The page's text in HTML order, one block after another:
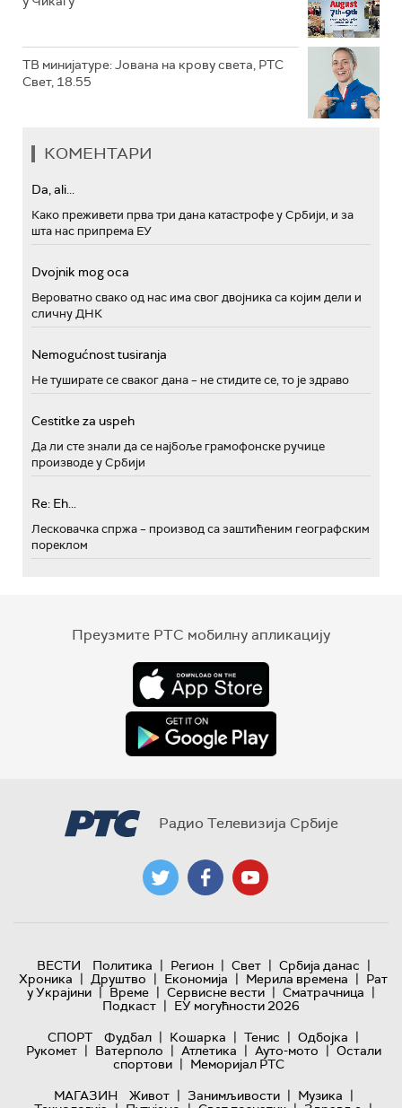
ТВ минијатуре: Јована на крову света, РТС
Свет, 18.55
КОМЕНТАРИ
Da, ali...
Како преживети прва три дана катастрофе у Србији, и за
шта нас припрема ЕУ
Dvojnik mog oca
Вероватно свако од нас има свог двојника са којим дели и
сличну ДНК
Nemogućnost tusiranja
Не туширате се сваког дана – не стидите се, то је здраво
Cestitke za uspeh
Да ли сте знали да се најбоље грамофонске ручице
производе у Србији
Re: Eh...
Лесковачка спржа – производ са заштићеним географским
пореклом
Преузмите РТС мобилну апликацију
Радио Телевизија Србије
ВЕСТИ Политика | Регион | Свет | Србија данас |
Хроника | Друштво | Економија | Мерила времена | Рат
у Украјини | Време | Сервисне вести | Сматрачница |
Подкаст | ЕУ могућности 2026
СПОРТ
Фудбал | Кошарка | Тенис | Одбојка |
Рукомет | Ватерполо | Атлетика | Ауто-мото | Остали
спортови | Меморијал РТС
МАГАЗИН
Живот | Занимљивости | Музика |